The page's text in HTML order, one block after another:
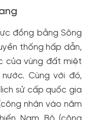
đồng bằng Sông
thống hấp dẫn,
của vùng đất miệt
Cùng với đó,
sử cấp quốc gia
nhận vào năm